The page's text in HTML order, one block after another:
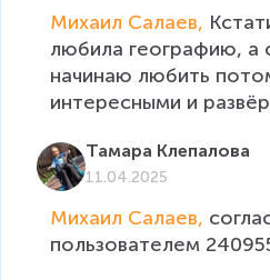
Михаил Салаев,
любила географию, а
начинаю любить
интересными и
Тамара Клепалова
11.04.2025
Михаил Салаев,
пользователем